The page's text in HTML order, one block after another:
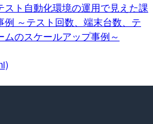
スト自動化環境の運用で見えた課
～テスト回数、端末台数、テ
のスケールアップ事例～